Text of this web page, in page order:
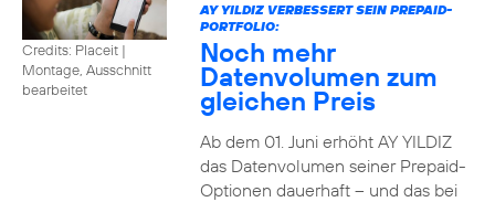
Credits: Placeit |
Montage, Ausschnitt
bearbeitet
AY YILDIZ VERBESSERT SEIN PREPAID-
PORTFOLIO:
Noch mehr
Datenvolumen zum
gleichen Preis
Ab dem 01. Juni erhöht AY YILDIZ
das Datenvolumen seiner Prepaid-
Optionen dauerhaft – und das bei